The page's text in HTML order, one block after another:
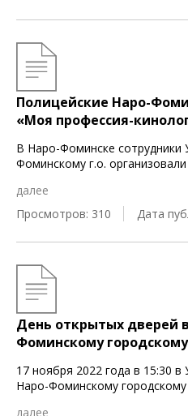
Полицейские Наро-
«Моя профессия-
В Наро-Фоминске
Фоминскому г.о.
далее
Просмотров: 310
Дата
День открытых дверей
Фоминскому городскому
17 ноября 2022 года в 15:30
Наро-Фоминскому городскому
далее